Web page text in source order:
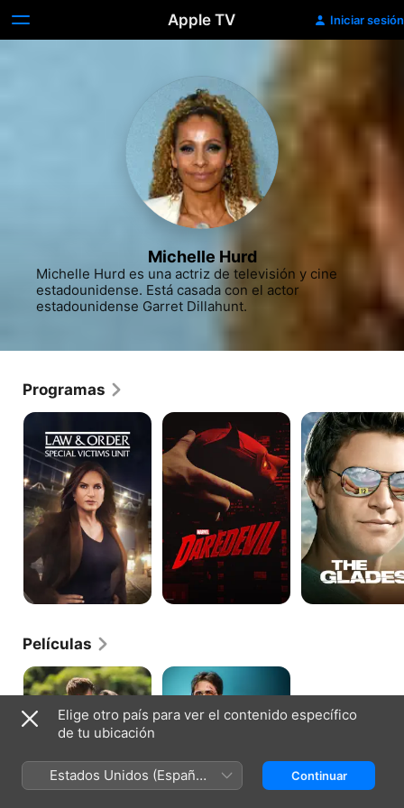
Apple TV Iniciar sesión
Michelle Hurd
Michelle Hurd es una actriz de televisión y cine
estadounidense. Está casada con el actor
estadounidense Garret Dillahunt.
Programas
Law
Order:
Special
Victims
Unit
Daredevil
The
Glades
Películas
Con
todos
contigo
Hermosa
Elige otro país para ver el contenido específico
de tu ubicación
Estados Unidos (Español
México)
Continuar